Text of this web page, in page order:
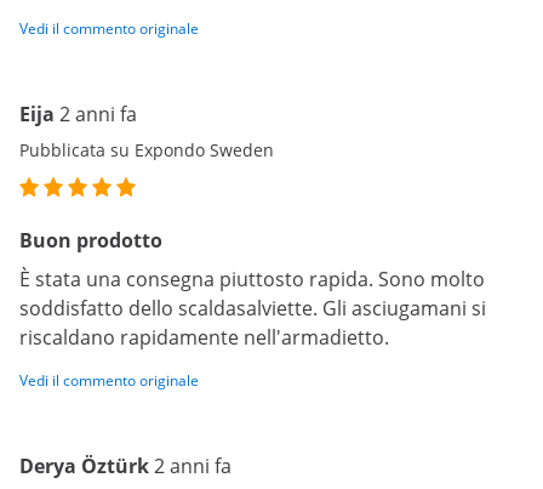
Vedi il commento originale
Eija 2 anni fa
Pubblicata su Expondo Sweden
Buon prodotto
È stata una consegna piuttosto rapida. Sono molto
soddisfatto dello scaldasalviette. Gli asciugamani si
riscaldano rapidamente nell'armadietto.
Vedi il commento originale
Derya Öztürk2 anni fa